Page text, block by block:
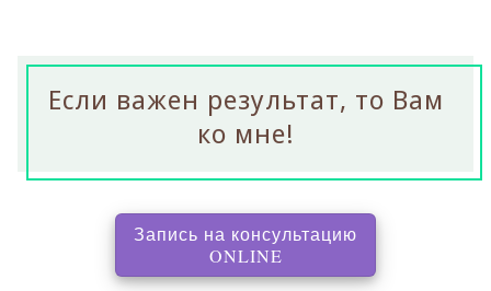
Если важен результат, то Вам
ко мне!
Запись на консультацию
ONLINE, перенаправляет на